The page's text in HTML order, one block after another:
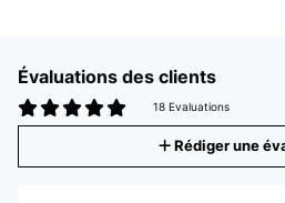
Évaluations des clients
18 Evaluations
Rédiger une